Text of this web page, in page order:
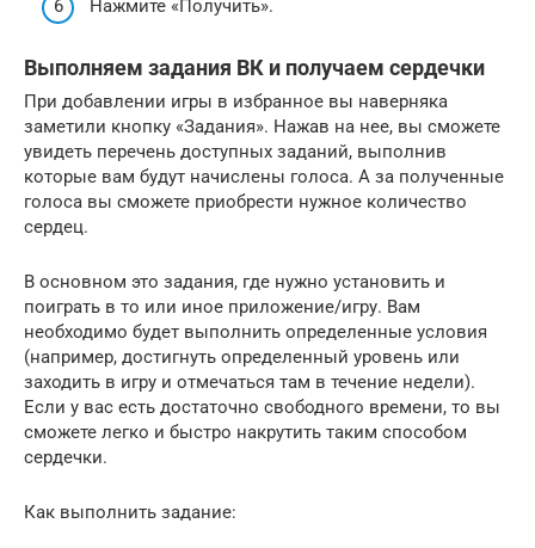
Нажмите «Получить».
Выполняем задания ВК и получаем сердечки
При добавлении игры в избранное вы наверняка
заметили кнопку «Задания». Нажав на нее, вы сможете
увидеть перечень доступных заданий, выполнив
которые вам будут начислены голоса. А за полученные
голоса вы сможете приобрести нужное количество
сердец.
В основном это задания, где нужно установить и
поиграть в то или иное приложение/игру. Вам
необходимо будет выполнить определенные условия
(например, достигнуть определенный уровень или
заходить в игру и отмечаться там в течение недели).
Если у вас есть достаточно свободного времени, то вы
сможете легко и быстро накрутить таким способом
сердечки.
Как выполнить задание: